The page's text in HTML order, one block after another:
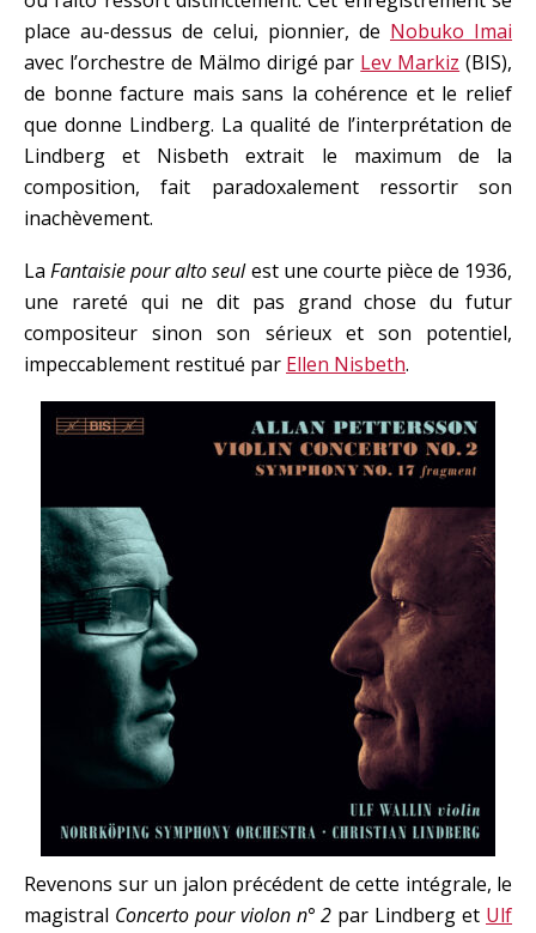
place au-dessus de celui, pionnier, de Nobuko Imai
avec l’orchestre de Mälmo dirigé par Lev Markiz (BIS),
de bonne facture mais sans la cohérence et le relief
que donne Lindberg. La qualité de l’interprétation de
Lindberg et Nisbeth extrait le maximum de la
composition, fait paradoxalement ressortir son
inachèvement.
LaFantaisie pour alto seulest une courte pièce de 1936,
une rareté qui ne dit pas grand chose du futur
compositeur sinon son sérieux et son potentiel,
impeccablement restitué par Ellen Nisbeth.
Revenons sur un jalon précédent de cette intégrale, le
magistral Concerto pour violon n° 2 par Lindberg et Ulf